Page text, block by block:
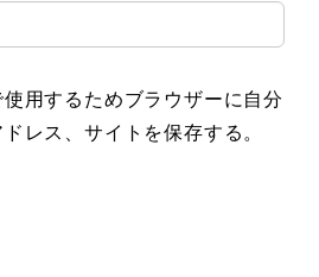
用するためブラウザーに自分
レス、サイトを保存する。